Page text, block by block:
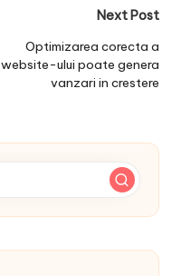
Next Post
Optimizarea corecta a
website-ului poate genera
vanzari in crestere